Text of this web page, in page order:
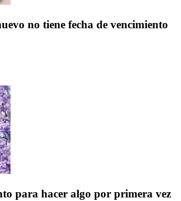
no tiene fecha de vencimiento
para hacer algo por primera vez